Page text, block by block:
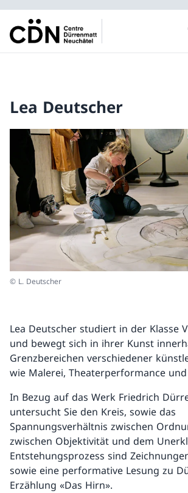
Lea Deutscher
© L. Deutscher
Lea Deutscher studiert in der Klasse
und bewegt sich in ihrer Kunst
Grenzbereichen verschiedener
wie Malerei, Theaterperformance
In Bezug auf das Werk Friedrich
untersucht Sie den Kreis, sowie das
Spannungsverhältnis zwischen
zwischen Objektivität und dem
Entstehungsprozess sind
sowie eine performative Lesung zu
Erzählung «Das Hirn».